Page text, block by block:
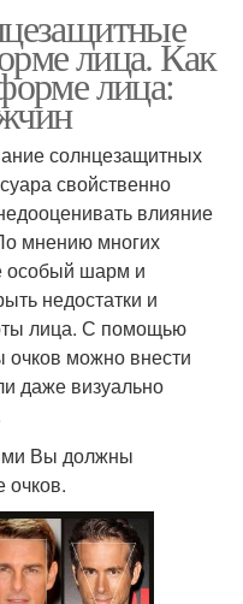
лица. Как
лица:
солнцезащитных
свойственно
влияние
мнению многих
особый шарм и
недостатки и
лица. С помощью
можно внести
даже визуально
Вы должны
очков.